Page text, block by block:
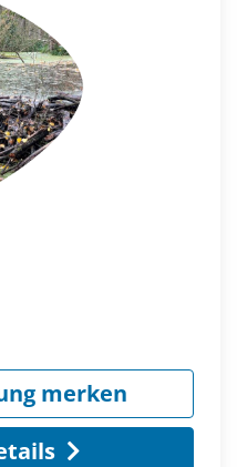
merken